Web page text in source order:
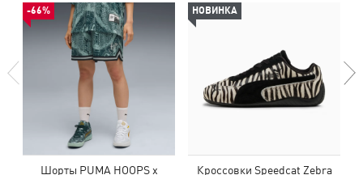
-66%
Шорты PUMA HOOPS x
НОВИНКА
Кроссовки Speedcat Zebra